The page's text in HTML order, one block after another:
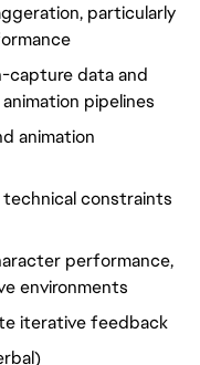
particularly
capture data and
pipelines
animation
constraints
performance,
environments
iterative feedback